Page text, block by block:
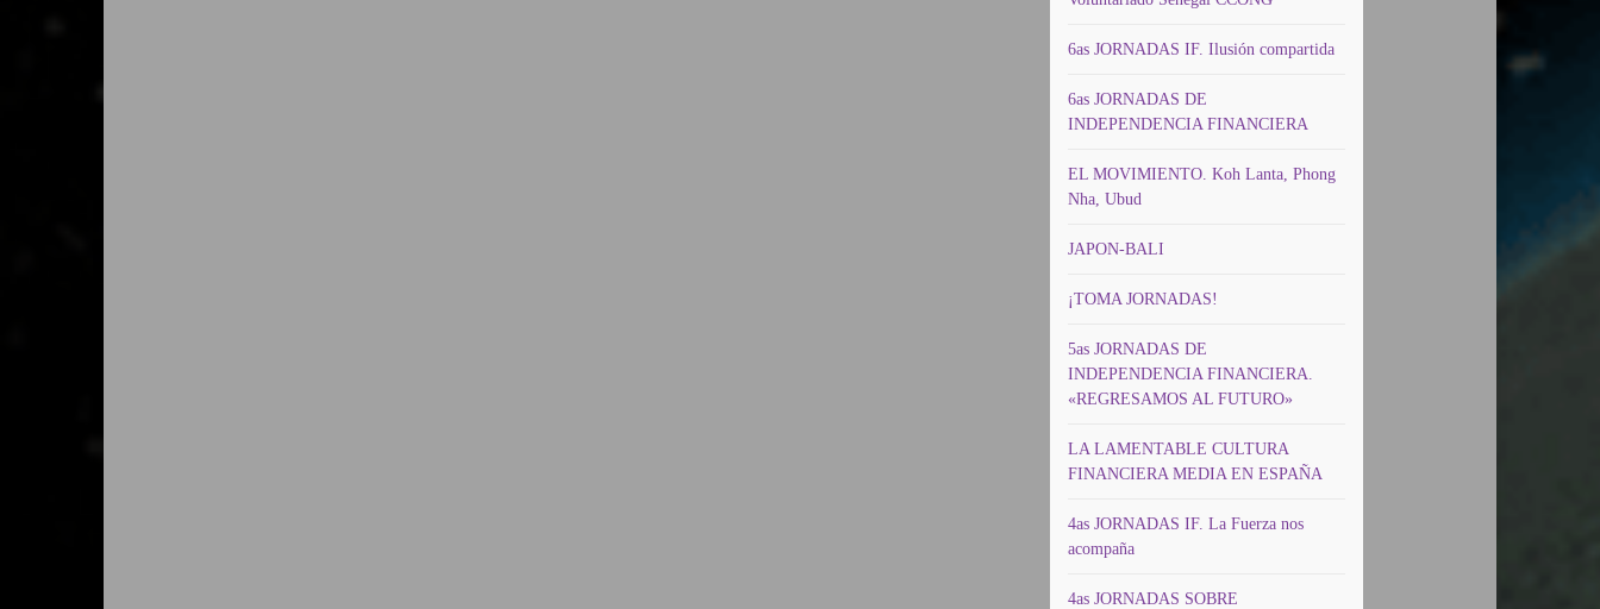
6as JORNADAS IF. Ilusión compartida
6as JORNADAS DE
INDEPENDENCIA FINANCIERA
EL MOVIMIENTO. Koh Lanta, Phong
Nha, Ubud
JAPON-BALI
¡TOMA JORNADAS!
5as JORNADAS DE
INDEPENDENCIA FINANCIERA.
«REGRESAMOS AL FUTURO»
LA LAMENTABLE CULTURA
FINANCIERA MEDIA EN ESPAÑA
4as JORNADAS IF. La Fuerza nos
acompaña
4as JORNADAS SOBRE